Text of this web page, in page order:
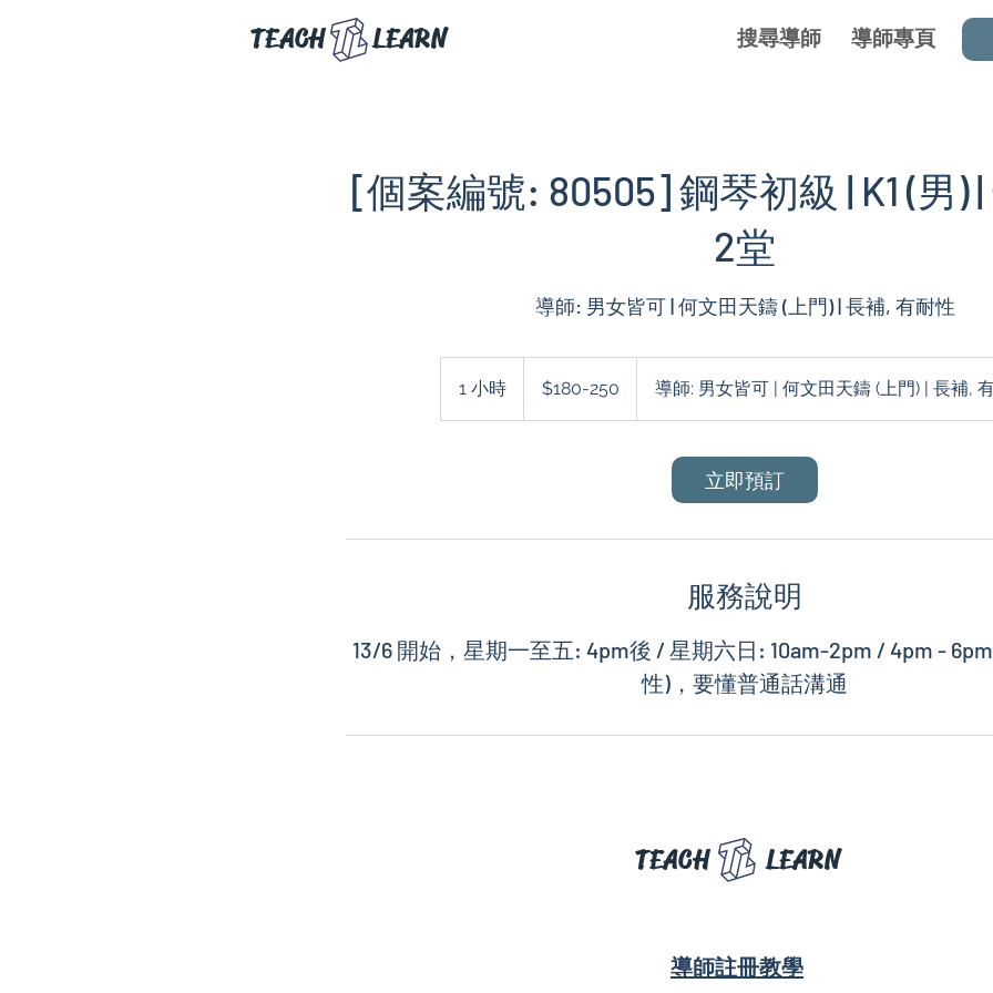
TEACH LEARN 搜尋導師 導師專頁
[個案編號: 80505] 鋼琴初級 | K1 (男)
2堂
導師: 男女皆可 | 何文田天鑄 (上門) | 長補, 有耐性
1 小時
小
$180-250 導師: 男女皆可 | 何文田天鑄 (上門) | 長補,
立即預訂
服務說明
13/6 開始，星期一至五: 4pm後 / 星期六日: 10am-2pm / 4pm -
性)，要懂普通話溝通
TEACH LEARN
導師註冊教學